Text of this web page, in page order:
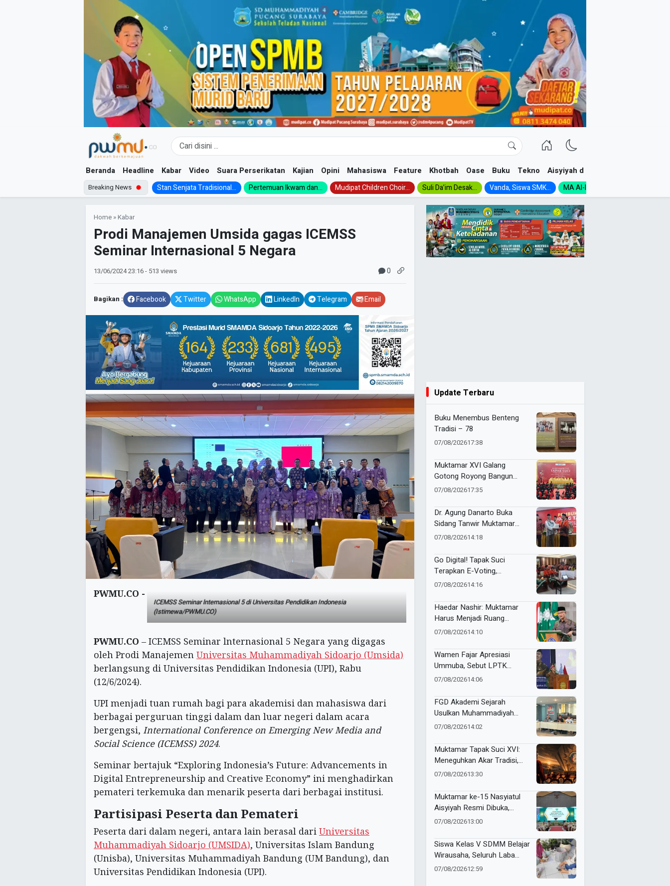
Beranda Headline Kabar Video Suara Perserikatan Kajian Opini Mahasiswa Feature Khotbah Oase Buku Tekno Aisyiyah dan NA
Breaking News Stan Senjata Tradisional... Pertemuan Ikwam dan... Mudipat Children Choir... Suli Da’im Desak... Vanda, Siswa SMK... MA Al-Ishlah Gelar...
Home »Kabar
Prodi Manajemen Umsida gagas ICEMSS
Seminar Internasional 5 Negara
13/06/202423:16- 513 views 0
Bagikan : Facebook Twitter WhatsApp LinkedIn Telegram Email
PWMU.CO -
ICEMSS Seminar lnternasional 5 di Universitas Pendidikan Indonesia
(Istimewa/PWMU.CO)
PWMU.CO – ICEMSS Seminar lnternasional 5 Negara yang digagas
oleh Prodi Manajemen Universitas Muhammadiyah Sidoarjo (Umsida)
berlangsung di Universitas Pendidikan Indonesia (UPI), Rabu
(12/6/2024).
UPI menjadi tuan rumah bagi para akademisi dan mahasiswa dari
berbagai perguruan tinggi dalam dan luar negeri dalam acara
bergengsi, International Conference on Emerging New Media and
Social Science (ICEMSS) 2024.
Seminar bertajuk “Exploring Indonesia’s Future: Advancements in
Digital Entrepreneurship and Creative Economy” ini menghadirkan
pemateri terkemuka dan menarik peserta dari berbagai institusi.
Partisipasi Peserta dan Pemateri
Peserta dari dalam negeri, antara lain berasal dari Universitas
Muhammadiyah Sidoarjo (UMSIDA), Universitas Islam Bandung
(Unisba), Universitas Muhammadiyah Bandung (UM Bandung), dan
Universitas Pendidikan Indonesia (UPI).
Update Terbaru
Buku Menembus Benteng
Tradisi – 78
07/08/202617:38
Muktamar XVI Galang
Gotong Royong Bangun
Padepokan Tapak Suci Rp 20
07/08/202617:35
Dr. Agung Danarto Buka
Sidang Tanwir Muktamar
Tapak Suci: “Tapak Suci
Ho dan Dracin”
07/08/202614:18
Go Digital! Tapak Suci
Terapkan E-Voting,
Pemilihan Formatur
07/08/202614:16
Haedar Nashir: Muktamar
Harus Menjadi Ruang
Musyawarah, Bukan
07/08/202614:10
Wamen Fajar Apresiasi
Ummuba, Sebut LPTK
Penopang Kemajuan
07/08/202614:06
FGD Akademi Sejarah
Usulkan Muhammadiyah
Corner di PTMA
07/08/202614:02
Muktamar Tapak Suci XVI:
Meneguhkan Akar Tradisi,
Menjemput Masa Depan
07/08/202613:30
Muktamar ke-15 Nasyiatul
Aisyiyah Resmi Dibuka,
Teguhkan Komitmen
Berkemajuan
07/08/202613:00
Siswa Kelas V SDMM Belajar
Wirausaha, Seluruh Laba
Entrepreneur for Charity
07/08/202612:59